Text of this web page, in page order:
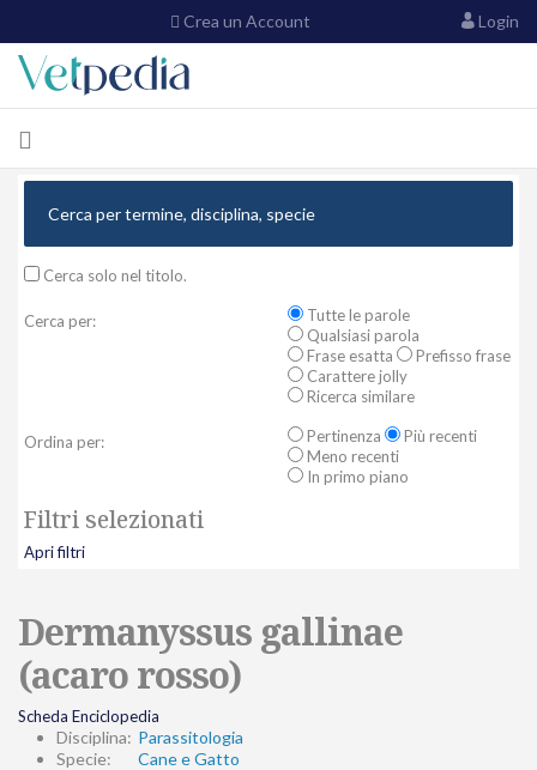
Crea un Account Login
Cerca solo nel titolo.
Cerca per:
Tutte le parole
Qualsiasi parola
Frase esatta
Prefisso frase
Carattere jolly
Ricerca similare
Ordina per: Pertinenza
Più recenti
Meno recenti
In primo piano
Filtri selezionati
Apri filtri
Dermanyssus gallinae
(acaro rosso)
Scheda Enciclopedia
Disciplina: Parassitologia
Specie:
Cane e Gatto